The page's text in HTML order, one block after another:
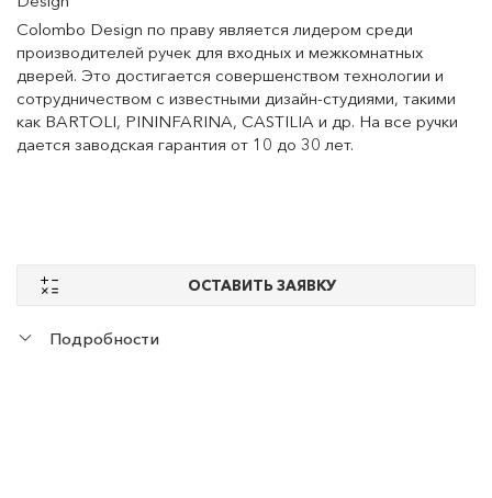
Colombo Design по праву является лидером среди
производителей ручек для входных и межкомнатных
дверей. Это достигается совершенством технологии и
сотрудничеством с известными дизайн-студиями, такими
как BARTOLI, PININFARINA, CASTILIA и др. На все ручки
дается заводская гарантия от 10 до 30 лет.
ОСТАВИТЬ ЗАЯВКУ
Подробности